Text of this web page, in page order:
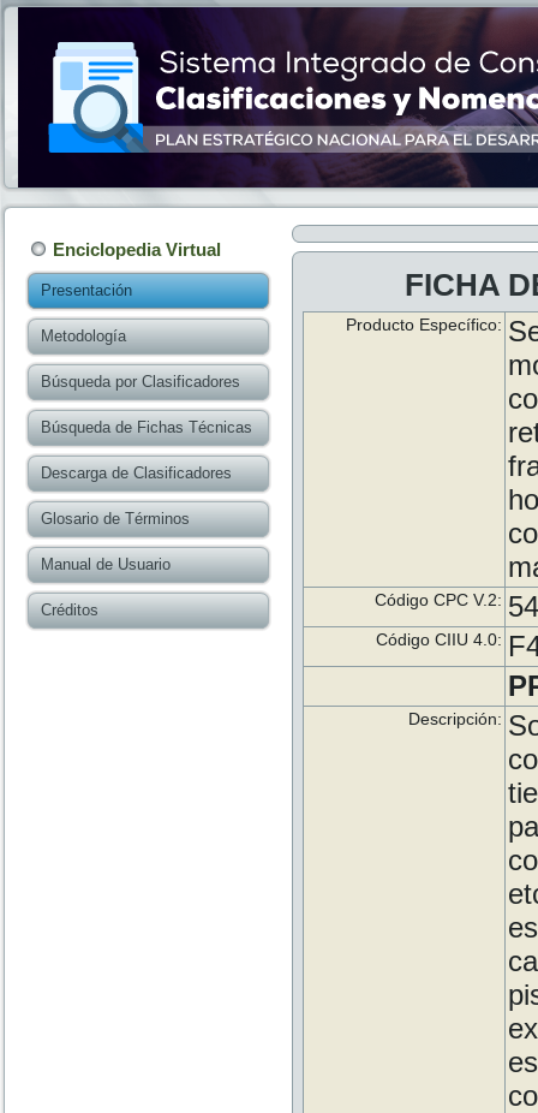
Enciclopedia Virtual
Presentación
Metodología
Búsqueda por Clasificadores
Búsqueda de Fichas Técnicas
Descarga de Clasificadores
Glosario de Términos
Manual de Usuario
Créditos
FICHA
Producto Específico:
Código CPC V.2:
Código CIIU 4.0:
Descripción: